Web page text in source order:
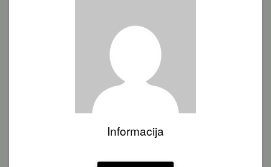
Informacija